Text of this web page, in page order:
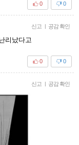
0
0
신고 | 공감 확인
리났다고
0
0
신고 | 공감 확인